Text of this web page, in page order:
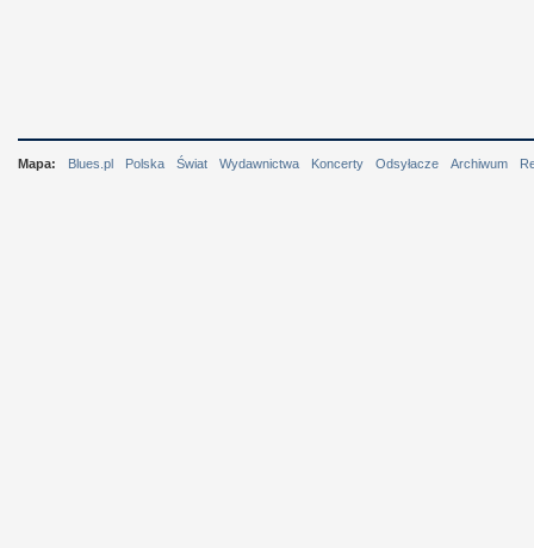
Mapa: Blues.pl Polska Świat Wydawnictwa Koncerty Odsyłacze Archiwum